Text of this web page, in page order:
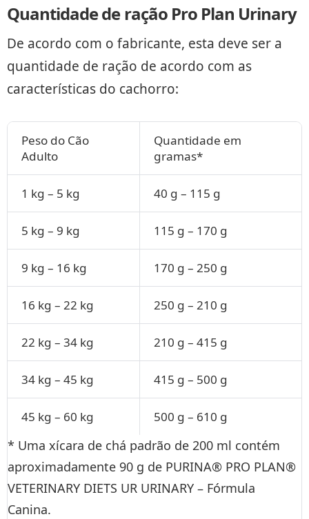
Quantidade de ração Pro Plan Urinary
De acordo com o fabricante, esta deve ser a
quantidade de ração de acordo com as
características do cachorro:
Peso do Cão
Adulto
Quantidade em
gramas*
1 kg – 5 kg 40 g – 115 g
5 kg – 9 kg 115 g – 170 g
9 kg – 16 kg 170 g – 250 g
16 kg – 22 kg 250 g – 210 g
22 kg – 34 kg 210 g – 415 g
34 kg – 45 kg 415 g – 500 g
45 kg – 60 kg 500 g – 610 g
* Uma xícara de chá padrão de 200 ml contém
aproximadamente 90 g de PURINA® PRO PLAN®
VETERINARY DIETS UR URINARY – Fórmula
Canina.